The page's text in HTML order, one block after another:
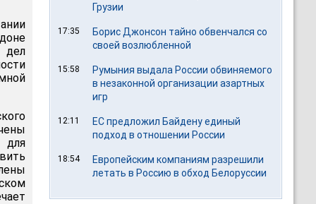
дел
Грузии
17:35
Борис Джонсон тайно обвенчался со
своей возлюбленной
15:58
Румыния выдала России обвиняемого
в незаконной организации азартных
игр
12:11
ЕС предложил Байдену единый
подход в отношении России
18:54
Европейским компаниям разрешили
летать в Россию в обход Белоруссии